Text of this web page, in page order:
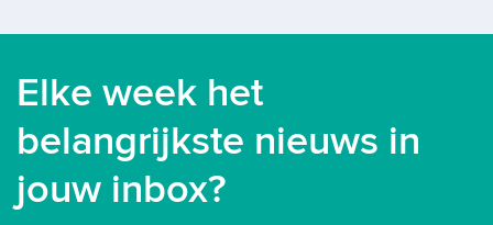
Elke week het
belangrijkste nieuws in
jouw inbox?